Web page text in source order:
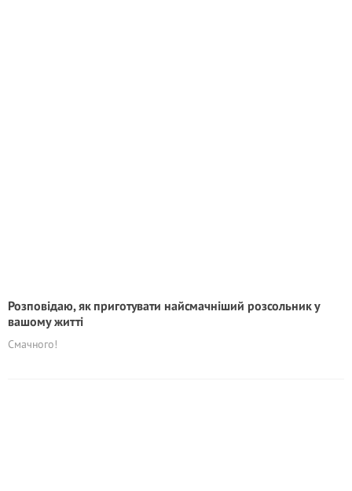
Розповідаю, як приготувати найсмачніший розсольник у
вашому житті
Смачного!